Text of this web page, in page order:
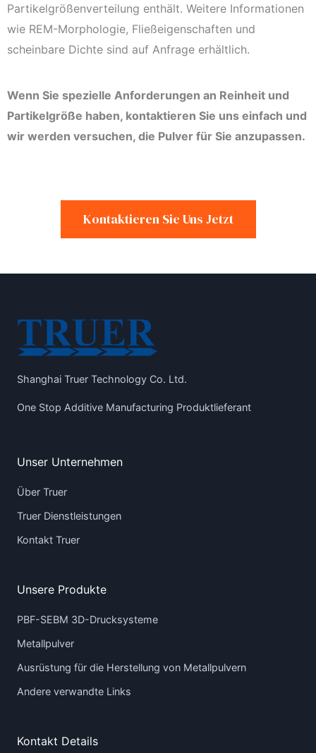
Partikelgrößenverteilung enthält. Weitere Informationen
wie REM-Morphologie, Fließeigenschaften und
scheinbare Dichte sind auf Anfrage erhältlich.
Wenn Sie spezielle Anforderungen an Reinheit und
Partikelgröße haben, kontaktieren Sie uns einfach und
wir werden versuchen, die Pulver für Sie anzupassen.
Kontaktieren Sie Uns Jetzt
Shanghai Truer Technology Co. Ltd.
One Stop Additive Manufacturing Produktlieferant
Unser Unternehmen
Über Truer
Truer Dienstleistungen
Kontakt Truer
Unsere Produkte
PBF-SEBM 3D-Drucksysteme
Metallpulver
Ausrüstung für die Herstellung von Metallpulvern
Andere verwandte Links
Kontakt Details